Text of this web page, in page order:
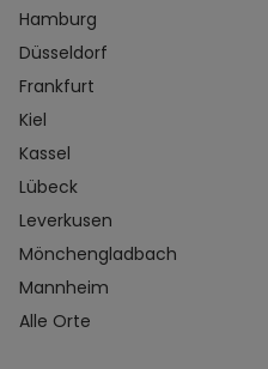
Hamburg
Düsseldorf
Frankfurt
Kiel
Kassel
Lübeck
Leverkusen
Mönchengladbach
Mannheim
Alle Orte